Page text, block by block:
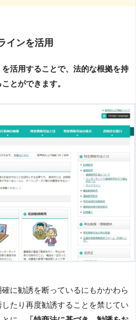
インを活用
活用することで、法的な根拠を持
とができます。
に勧誘を断っているにもかかわら
たり再度勧誘することを禁じてい